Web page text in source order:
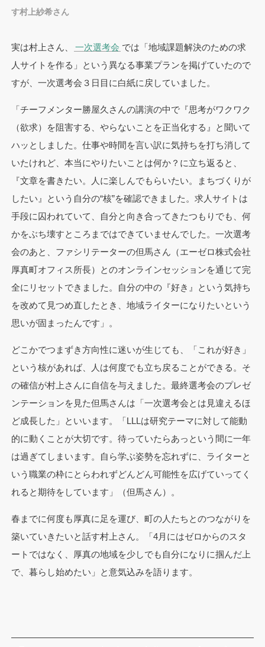
す村上紗希さん
実は村上さん、 一次選考会 では「地域課題解決のための求
人サイトを作る」という異なる事業プランを掲げていたので
すが、一次選考会３日目に白紙に戻していました。
「チーフメンター勝屋久さんの講演の中で『思考がワクワク
（欲求）を阻害する、やらないことを正当化する』と聞いて
ハッとしました。仕事や時間を言い訳に気持ちを打ち消して
いたけれど、本当にやりたいことは何か？に立ち返ると、
『文章を書きたい。人に楽しんでもらいたい。まちづくりが
したい』という自分の“核”を確認できました。求人サイトは
手段に囚われていて、自分と向き合ってきたつもりでも、何
かをぶち壊すところまではできていませんでした。一次選考
会のあと、ファシリテーターの但馬さん（エーゼロ株式会社
厚真町オフィス所長）とのオンラインセッションを通じて完
全にリセットできました。自分の中の『好き』という気持ち
を改めて見つめ直したとき、地域ライターになりたいという
思いが固まったんです」。
どこかでつまずき方向性に迷いが生じても、「これが好き」
という核があれば、人は何度でも立ち戻ることができる。そ
の確信が村上さんに自信を与えました。最終選考会のプレゼ
ンテーションを見た但馬さんは「一次選考会とは見違えるほ
ど成長した」といいます。「LLLは研究テーマに対して能動
的に動くことが大切です。待っていたらあっという間に一年
は過ぎてしまいます。自ら学ぶ姿勢を忘れずに、ライターと
いう職業の枠にとらわれずどんどん可能性を広げていってく
れると期待をしています」（但馬さん）。
春までに何度も厚真に足を運び、町の人たちとのつながりを
築いていきたいと話す村上さん。「4月にはゼロからのスタ
ートではなく、厚真の地域を少しでも自分になりに掴んだ上
で、暮らし始めたい」と意気込みを語ります。